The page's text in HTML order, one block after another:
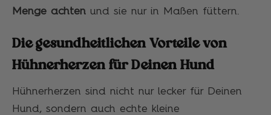
Menge achten und sie nur in Maßen füttern.
Die gesundheitlichen Vorteile von
Hühnerherzen für Deinen Hund
Hühnerherzen sind nicht nur lecker für Deinen
Hund, sondern auch echte kleine